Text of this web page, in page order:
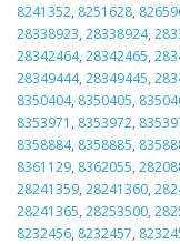
8241352, 8251628,
28338923, 28338924,
28342464, 28342465,
28349444, 28349445,
8350404, 8350405,
8353971 , 8353972,
8358884, 8358885,
8361129, 8362055,
28241359, 28241360,
28241365, 28253500,
8232456, 8232457,